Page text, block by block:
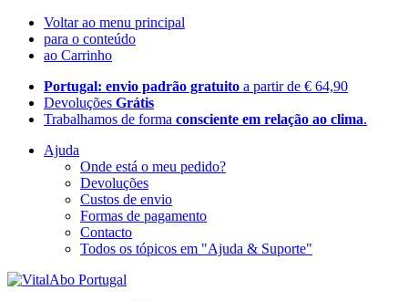
Voltar ao menu principal
para o conteúdo
ao Carrinho
Portugal: envio padrão gratuito a partir de € 64,90
Devoluções Grátis
Trabalhamos de forma consciente em relação ao clima.
Ajuda
Onde está o meu pedido?
Devoluções
Custos de envio
Formas de pagamento
Contacto
Todos os tópicos em "Ajuda & Suporte"